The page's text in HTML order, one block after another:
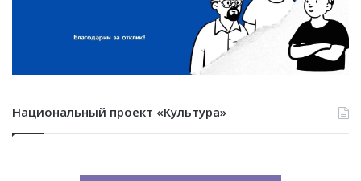
Национальный проект «Культура»